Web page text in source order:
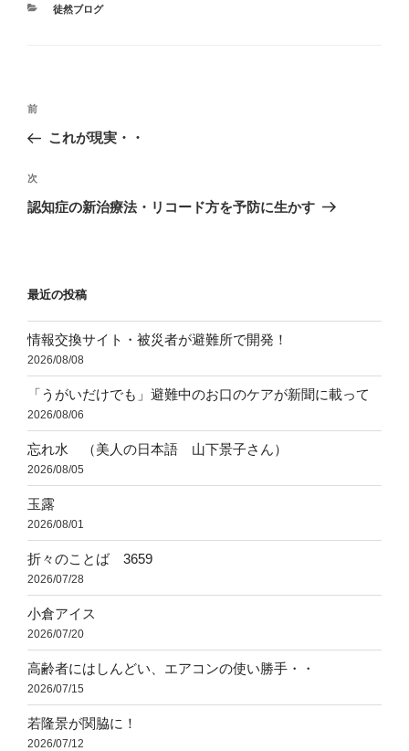
カ
徒然ブログ
投
ナ
ビ
ゲ
ン
前
の
稿
前
これが現実・・
次
の
次
認知症の新治療法・リコード方を予防に生かす
最近の投稿
情報交換サイト・被災者が避難所で開発！
2026/08/08
「うがいだけでも」避難中のお口のケアが新聞に載って
2026/08/06
忘れ水 （美人の日本語 山下景子さん）
2026/08/05
玉露
2026/08/01
折々のことば 3659
2026/07/28
小倉アイス
2026/07/20
高齢者にはしんどい、エアコンの使い勝手・・
2026/07/15
若隆景が関脇に！
2026/07/12